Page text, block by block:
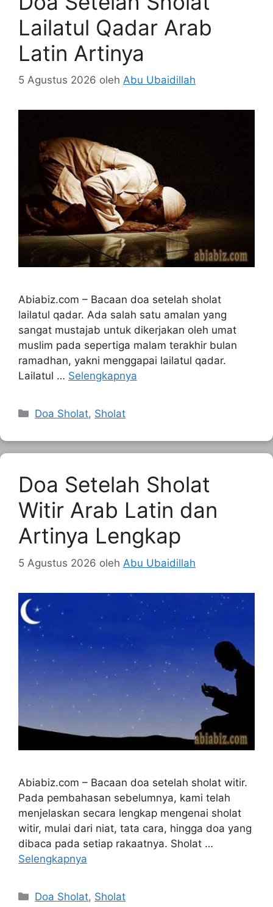
Lailatul Qadar Arab
Latin Artinya
5 Agustus 2026 oleh Abu Ubaidillah
Abiabiz.com – Bacaan doa setelah sholat
lailatul qadar. Ada salah satu amalan yang
sangat mustajab untuk dikerjakan oleh umat
muslim pada sepertiga malam terakhir bulan
ramadhan, yakni menggapai lailatul qadar.
Lailatul … Selengkapnya
Kategori
Doa Sholat, Sholat
Doa Setelah Sholat
Witir Arab Latin dan
Artinya Lengkap
5 Agustus 2026 oleh Abu Ubaidillah
Abiabiz.com – Bacaan doa setelah sholat witir.
Pada pembahasan sebelumnya, kami telah
menjelaskan secara lengkap mengenai sholat
witir, mulai dari niat, tata cara, hingga doa yang
dibaca pada setiap rakaatnya. Sholat …
Selengkapnya
Kategori
Doa Sholat, Sholat